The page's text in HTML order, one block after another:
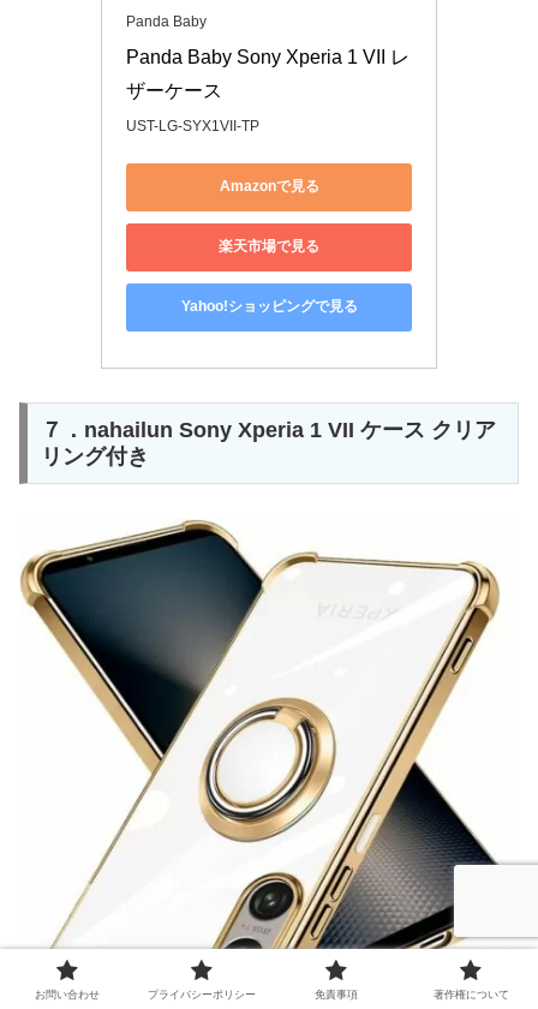
Panda Baby
Panda Baby Sony Xperia 1 VII レ
ザーケース
UST-LG-SYX1VII-TP
Amazonで見る
楽天市場で見る
Yahoo!ショッピングで見る
７．nahailun Sony Xperia 1 VII ケース クリア
リング付き
お問い合わせ プライバシーポリシー 免責事項 著作権について